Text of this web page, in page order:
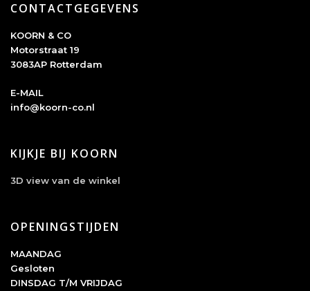
CONTACTGEGEVENS
KOORN & CO
Motorstraat 19
3083AP Rotterdam
E-MAIL
info@koorn-co.nl
KIJKJE BIJ KOORN
3D view van de winkel
OPENINGSTIJDEN
MAANDAG
Gesloten
DINSDAG T/M VRIJDAG